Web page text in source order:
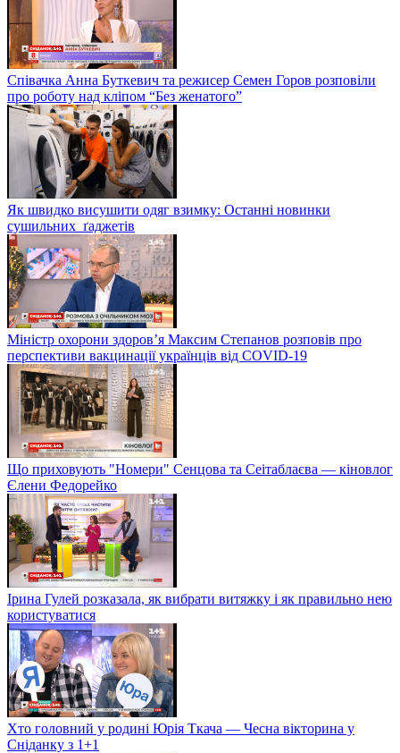
Співачка Анна Буткевич та режисер Семен Горов розповіли
про роботу над кліпом “Без женатого”
Як швидко висушити одяг взимку: Останні новинки
сушильних ґаджетів
Міністр охорони здоров’я Максим Степанов розповів про
перспективи вакцинації українців від COVID-19
Що приховують "Номери" Сенцова та Сеітаблаєва — кіновлог
Єлени Федорейко
Ірина Гулей розказала, як вибрати витяжку і як правильно нею
користуватися
Хто головний у родині Юрія Ткача — Чесна вікторина у
Сніданку з 1+1